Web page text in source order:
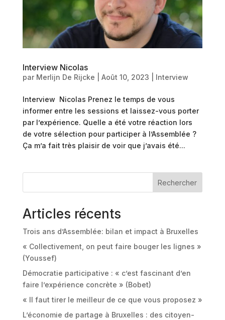
Interview Nicolas
par Merlijn De Rijcke Août 10, 2023 Interview
Interview Nicolas Prenez le temps de vous
informer entre les sessions et laissez-vous porter
par l’expérience. Quelle a été votre réaction lors
de votre sélection pour participer à l’Assemblée ?
Ça m’a fait très plaisir de voir que j’avais été...
Rechercher
Articles récents
Trois ans d’Assemblée: bilan et impact à Bruxelles
« Collectivement, on peut faire bouger les lignes »
(Youssef)
Démocratie participative : « c’est fascinant d’en
faire l’expérience concrète » (Bobet)
« Il faut tirer le meilleur de ce que vous proposez »
L’économie de partage à Bruxelles : des citoyen-